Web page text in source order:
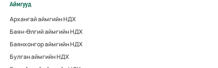
Аймгууд
Архангай аймгийн НДХ
Баян-Өлгий аймгийн НДХ
Баянхонгор аймгийн НДХ
Булган аймгийн НДХ